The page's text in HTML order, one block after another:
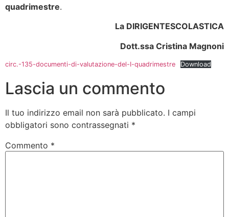
quadrimestre.
La DIRIGENTESCOLASTICA
Dott.ssa Cristina Magnoni
circ.-135-documenti-di-valutazione-del-I-quadrimestre Download
Lascia un commento
Il tuo indirizzo email non sarà pubblicato. I campi
obbligatori sono contrassegnati *
Commento *